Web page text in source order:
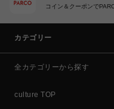
コイン＆クーポンで
カテゴリー
全カテゴリーから探す
culture TOP